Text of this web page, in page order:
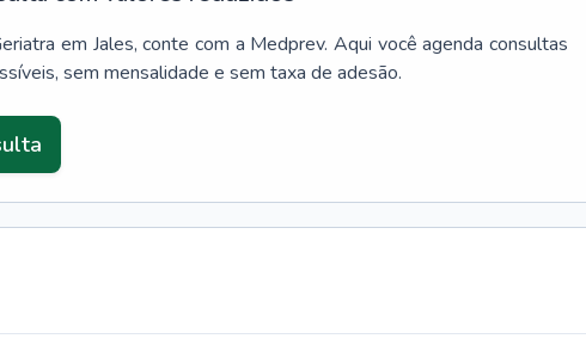
em Jales, conte com a Medprev. Aqui você agenda consultas
sem mensalidade e sem taxa de adesão.